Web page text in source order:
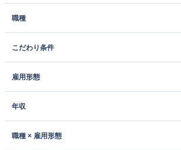
職種
こだわり条件
雇用形態
年収
職種 × 雇用形態